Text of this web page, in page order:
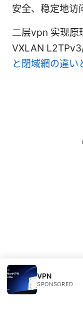
安全、稳定地访
二层vpn 实现原
VXLAN
と閉域網の違い
VPN
SPONSORED